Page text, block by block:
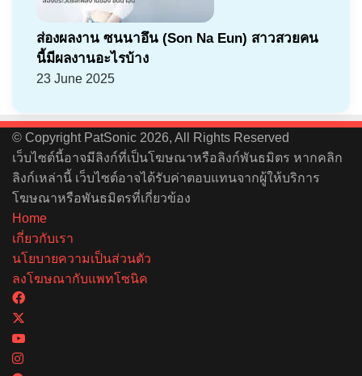
ส่องผลงาน ซนนาอึน (Son Na Eun) สาวสวยคน
นี้มีผลงานอะไรบ้าง
23 June 2025
© Copyright PatSonic 2026, All Rights Reserved
เว็บไซต์นี้อาจมีลิงก์ที่เป็นโฆษณาหรือลิงก์พันธมิตร หากคลิก
ลิงก์เหล่านี้ เว็บไซต์อาจได้รับค่าตอบแทนจากผู้ให้บริการ
โฆษณาหรือพันธมิตรที่เกี่ยวข้อง
Home
เกี่ยวกับเรา
นโยบายความเป็นส่วนตัว
ลงโฆษณากับแพทโซนิค
Facebook
YouTube
Instagram